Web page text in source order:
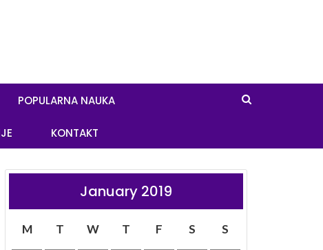
POPULARNA NAUKA
KONTAKT
January 2019
M T W T F S S